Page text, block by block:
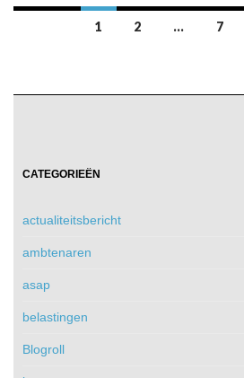
1 2 … 7
CATEGORIEËN
actualiteitsbericht
ambtenaren
asap
belastingen
Blogroll